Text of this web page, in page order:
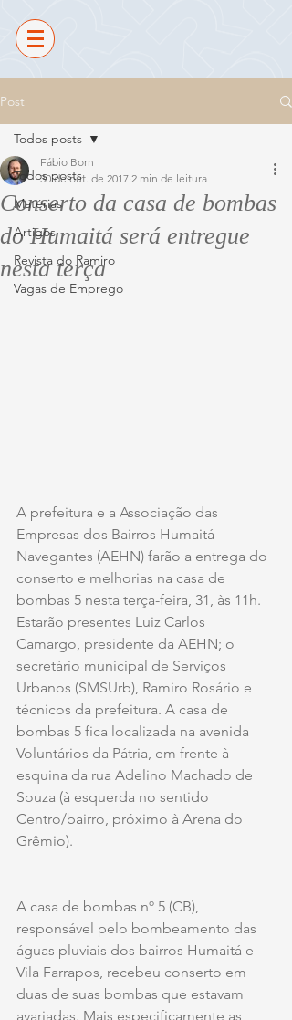
Post
Todos posts
Matérias
Artigos
Revista do Ramiro
Vagas de Emprego
Todos posts
Conserto da casa de bombas
do Humaitá será entregue
nesta terça
Fábio Born
30 de out. de 2017 2 min de leitura
A prefeitura e a Associação das
Empresas dos Bairros Humaitá-
Navegantes (AEHN) farão a entrega do
conserto e melhorias na casa de
bombas 5 nesta terça-feira, 31, às 11h.
Estarão presentes Luiz Carlos
Camargo, presidente da AEHN; o
secretário municipal de Serviços
Urbanos (SMSUrb), Ramiro Rosário e
técnicos da prefeitura. A casa de
bombas 5 fica localizada na avenida
Voluntários da Pátria, em frente à
esquina da rua Adelino Machado de
Souza (à esquerda no sentido
Centro/bairro, próximo à Arena do
Grêmio).
A casa de bombas nº 5 (CB),
responsável pelo bombeamento das
águas pluviais dos bairros Humaitá e
Vila Farrapos, recebeu conserto em
duas de suas bombas que estavam
avariadas. Mais especificamente as